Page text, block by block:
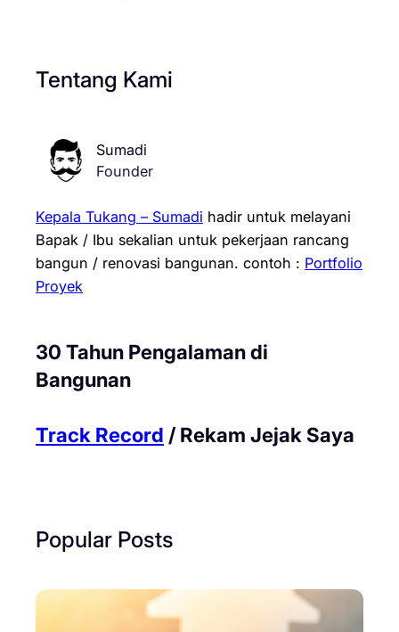
Tentang Kami
Sumadi
Founder
Kepala Tukang – Sumadi hadir untuk melayani
Bapak / Ibu sekalian untuk pekerjaan rancang
bangun / renovasi bangunan. contoh : Portfolio
Proyek
30 Tahun Pengalaman di
Bangunan
Track Record / Rekam Jejak Saya
Popular Posts